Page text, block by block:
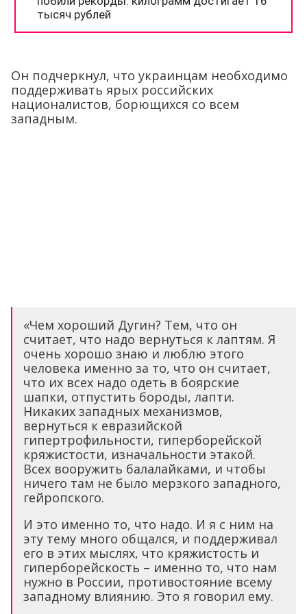
Он подчеркнул, что украинцам необходимо
поддерживать ярых российских
националистов, борющихся со всем
западным.
«Чем хороший Дугин? Тем, что он
считает, что надо вернуться к лаптям. Я
очень хорошо знаю и люблю этого
человека именно за то, что он считает,
что их всех надо одеть в боярские
шапки, отпустить бороды, лапти.
Никаких западных механизмов,
вернуться к евразийской
гипертрофильности, гиперборейской
кряжистости, изначальности этакой.
Всех вооружить балалайками, и чтобы
ничего там не было мерзкого западного,
гейропского.
И это именно то, что надо. И я с ним на
эту тему много общался, и поддерживал
его в этих мыслях, что кряжистость и
гиперборейскость – именно то, что нам
нужно в России, противостояние всему
западному влиянию. Это я говорил ему.